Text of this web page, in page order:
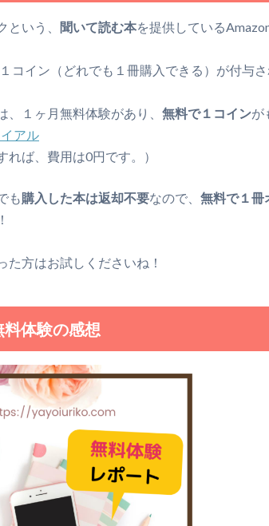
という、 聞いて読む本を提供している
コイン（どれでも１冊購入できる）が付与さ
、１ヶ月無料体験があり、 無料で１コインが
アル
れば、費用は0円です。）
も購入した本は返却不要なので、 無料で１冊
た方はお試しくださいね！
体験の感想